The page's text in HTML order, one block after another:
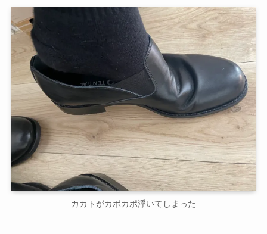
カカトがカポカポ浮いてしまった